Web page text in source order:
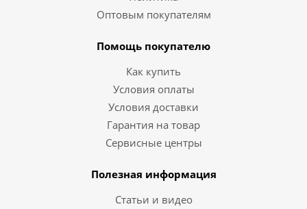
Оптовым покупателям
Помощь покупателю
Как купить
Условия оплаты
Условия доставки
Гарантия на товар
Сервисные центры
Полезная информация
Статьи и видео